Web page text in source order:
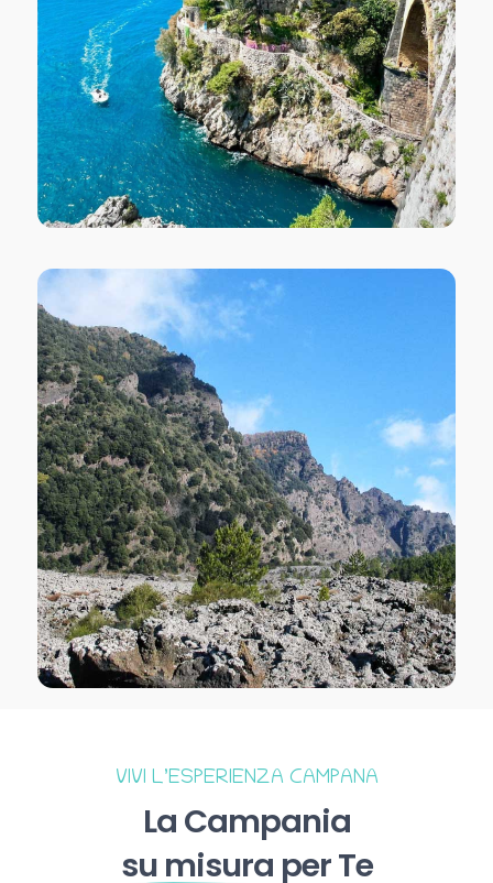
VIVI L’ESPERIENZA CAMPANA
La Campania
su misura per Te